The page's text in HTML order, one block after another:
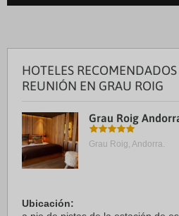
HOTELES
REUNIÓN EN GRAU ROIG
Grau Roig
Grau Roig, Andorra.
Ubicación: